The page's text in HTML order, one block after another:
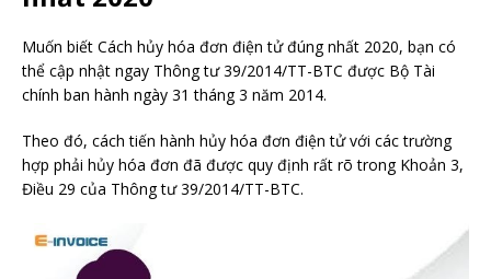
Muốn biết Cách hủy hóa đơn điện tử đúng nhất 2020, bạn có
thể cập nhật ngay Thông tư 39/2014/TT-BTC được Bộ Tài
chính ban hành ngày 31 tháng 3 năm 2014.
Theo đó, cách tiến hành hủy hóa đơn điện tử với các trường
hợp phải hủy hóa đơn đã được quy định rất rõ trong Khoản 3,
Điều 29 của Thông tư 39/2014/TT-BTC.